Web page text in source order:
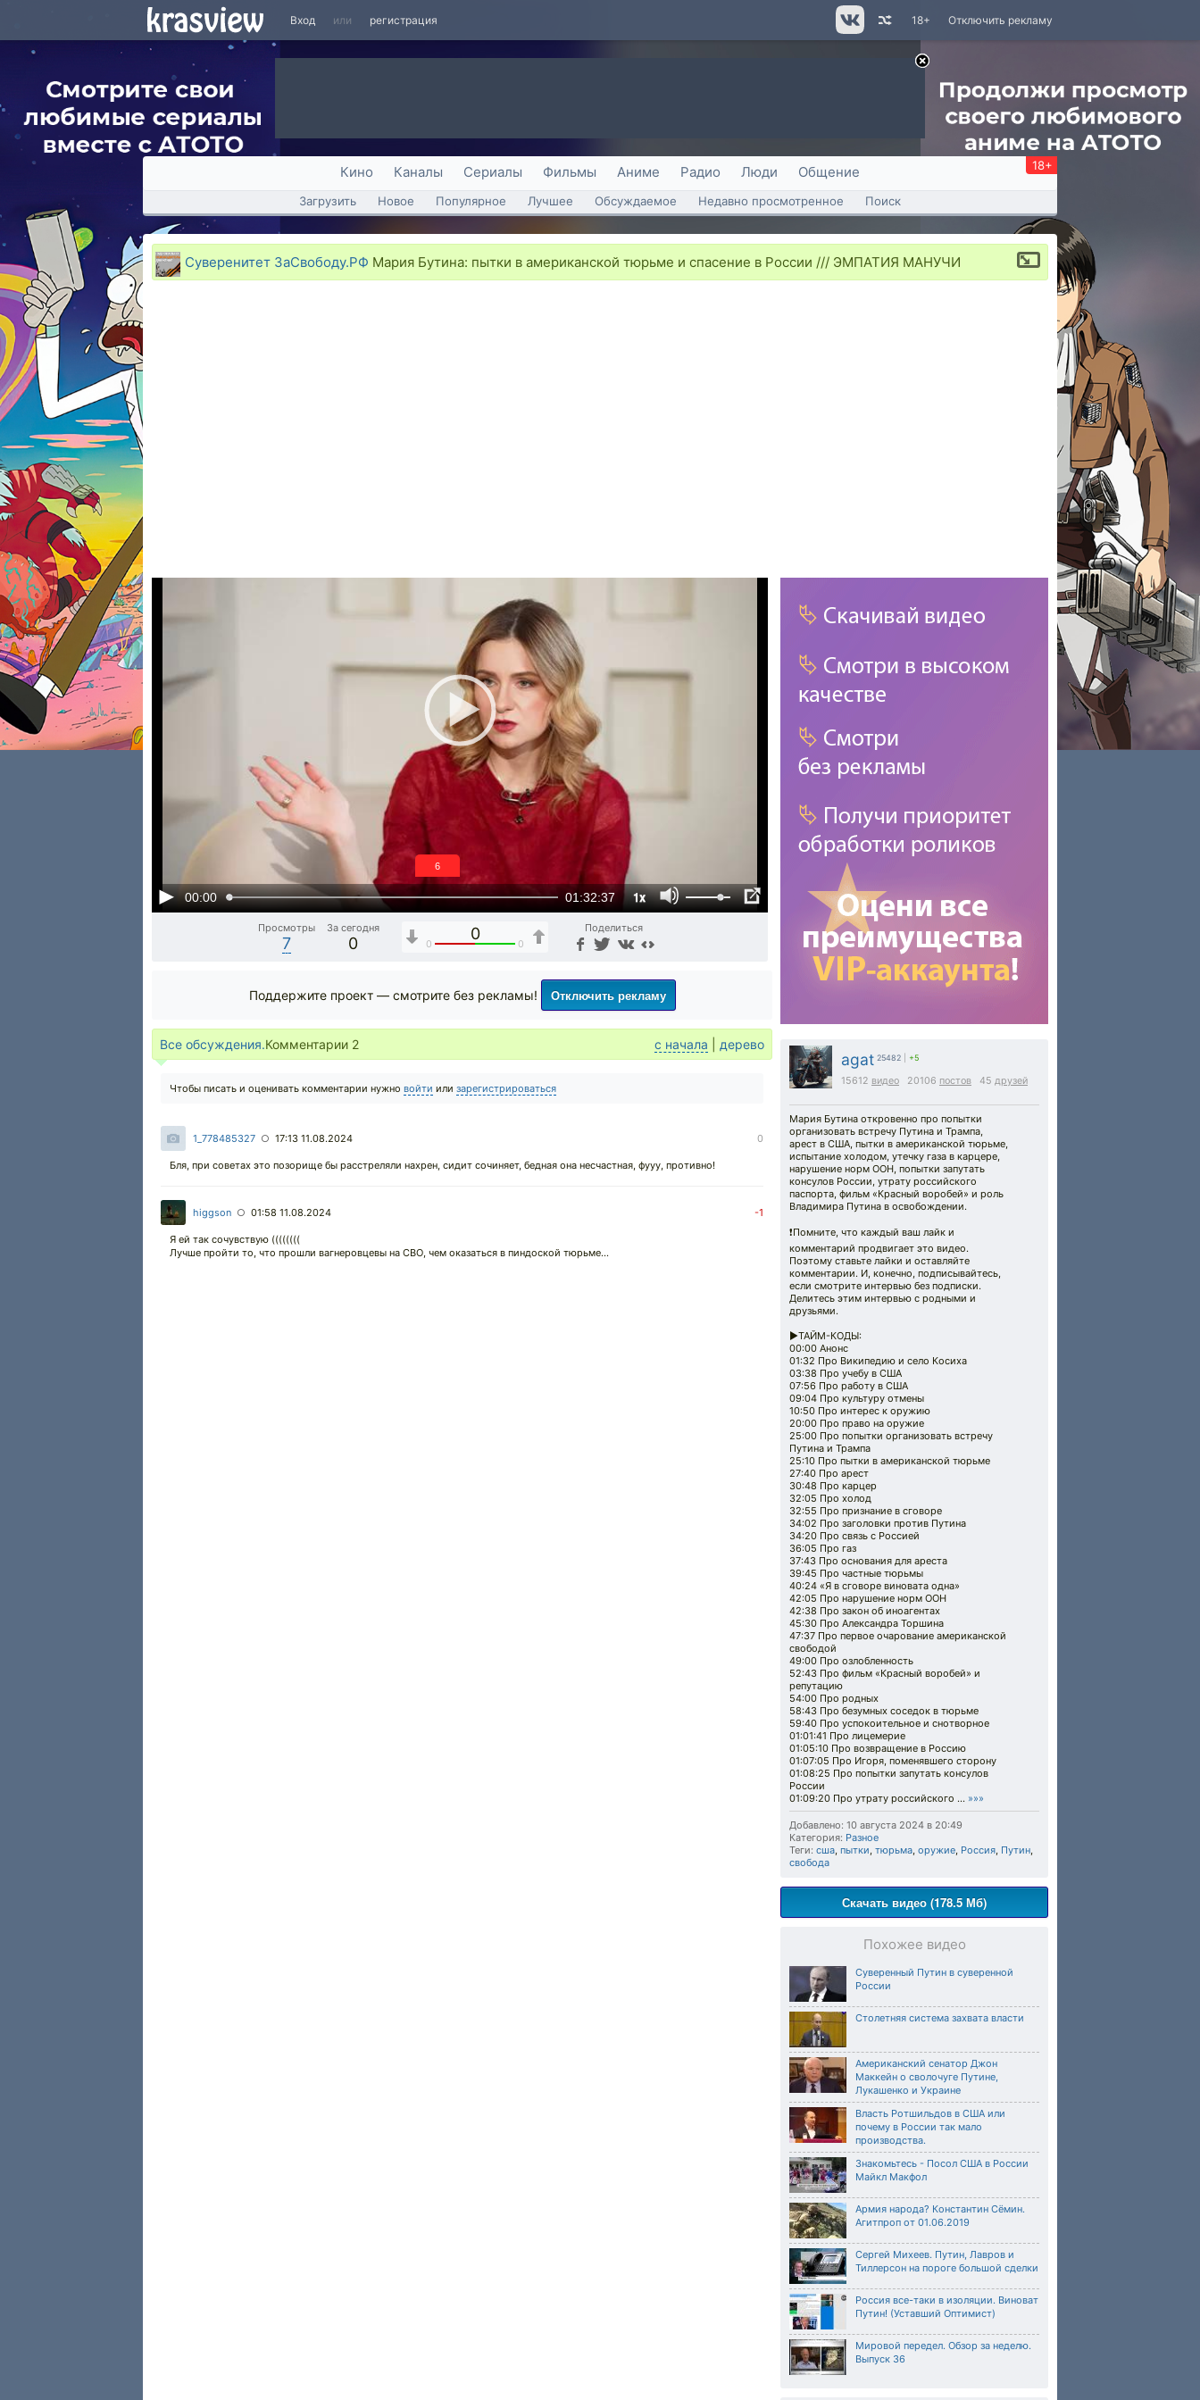
Вход или регистрация Отключить рекламу
18+
Кино Каналы Сериалы Фильмы Аниме Радио Люди Общение 18+
Загрузить Новое Популярное Лучшее Обсуждаемое Недавно просмотренное Поиск
Суверенитет ЗаСвободу.РФ Мария Бутина: пытки в американской тюрьме и спасение в России /// ЭМПАТИЯ МАНУЧИ
00:00 01:32:37 1x
5
Просмотры
7
За сегодня
0
0
0 0
Поделиться
agat 25482 +5
15612 видео 20106 постов 45 друзей
Мария Бутина откровенно про попытки
организовать встречу Путина и Трампа,
арест в США, пытки в американской тюрьме,
испытание холодом, утечку газа в карцере,
нарушение норм ООН, попытки запутать
консулов России, утрату российского
паспорта, фильм «Красный воробей» и роль
Владимира Путина в освобождении.
❗️Помните, что каждый ваш лайк и
комментарий продвигает это видео.
Поэтому ставьте лайки и оставляйте
комментарии. И, конечно, подписывайтесь,
если смотрите интервью без подписки.
Делитесь этим интервью с родными и
друзьями.
▶️ТАЙМ-КОДЫ:
00:00 Анонс
01:32 Про Википедию и село Косиха
03:38 Про учебу в США
07:56 Про работу в США
09:04 Про культуру отмены
10:50 Про интерес к оружию
20:00 Про право на оружие
25:00 Про попытки организовать встречу
Путина и Трампа
25:10 Про пытки в американской тюрьме
27:40 Про арест
30:48 Про карцер
32:05 Про холод
32:55 Про признание в сговоре
34:02 Про заголовки против Путина
34:20 Про связь с Россией
36:05 Про газ
37:43 Про основания для ареста
39:45 Про частные тюрьмы
40:24 «Я в сговоре виновата одна»
42:05 Про нарушение норм ООН
42:38 Про закон об иноагентах
45:30 Про Александра Торшина
47:37 Про первое очарование американской
свободой
49:00 Про озлобленность
52:43 Про фильм «Красный воробей» и
репутацию
54:00 Про родных
58:43 Про безумных соседок в тюрьме
59:40 Про успокоительное и снотворное
01:01:41 Про лицемерие
01:05:10 Про возвращение в Россию
01:07:05 Про Игоря, поменявшего сторону
01:08:25 Про попытки запутать консулов
России
01:09:20 Про утрату российского ... »»»
Добавлено: 10 августа 2024 в 20:49
Категория: Разное
Теги: сша, пытки, тюрьма, оружие, Россия, Путин,
свобода
Скачать видео (178.5 Мб)
Похожее видео
Суверенный Путин в суверенной
России
Столетняя система захвата власти
Американский сенатор Джон
Маккейн о сволочуге Путине,
Лукашенко и Украине
Власть Ротшильдов в США или
почему в России так мало
производства.
Знакомьтесь - Посол США в России
Майкл Макфол
Армия народа? Константин Сёмин.
Агитпроп от 01.06.2019
Сергей Михеев. Путин, Лавров и
Тиллерсон на пороге большой сделки
Россия все-таки в изоляции. Виноват
Путин! (Уставший Оптимист)
Мировой передел. Обзор за неделю.
Выпуск 36
Поддержите проект — смотрите без рекламы! Отключить рекламу
Все обсуждения.Комментарии 2 с начала дерево
Чтобы писать и оценивать комментарии нужно войти или зарегистрироваться
1_778485327 ○ 17:13 11.08.2024 0
Бля, при советах это позорище бы расстреляли нахрен, сидит сочиняет, бедная она несчастная, фууу, противно!
higgson ○ 01:58 11.08.2024 -1
Я ей так сочувствую ((((((((
Лучше пройти то, что прошли вагнеровцевы на СВО, чем оказаться в пиндоской тюрьме...